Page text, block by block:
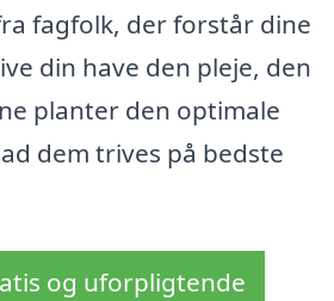
fagfolk, der forstår dine
din have den pleje, den
planter den optimale
dem trives på bedste
og uforpligtende